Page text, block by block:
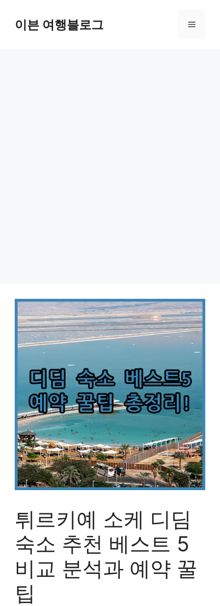
이븐 여행블로그 메
튀르키예 소케 디딤
숙소 추천 베스트 5
비교 분석과 예약 꿀
팁